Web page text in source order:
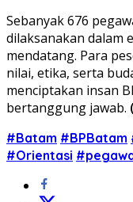
Sebanyak 676
dilaksanakan dalam
mendatang. Para
nilai, etika, serta
menciptakan insan
bertanggung jawab.
#Batam #BPBatam
#Orientasi